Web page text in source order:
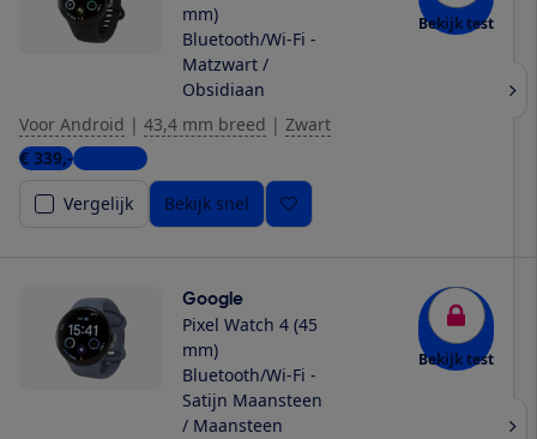
mm)
Bluetooth/Wi-Fi -
Matzwart /
Obsidiaan
Bekijk test
Voor Android | 43,4 mm breed | Zwart
€ 339,-2 winkels
Vergelijk
Bekijk snel
Google
Pixel Watch 4 (45
mm)
Bluetooth/Wi-Fi -
Satijn Maansteen
/ Maansteen
Bekijk test